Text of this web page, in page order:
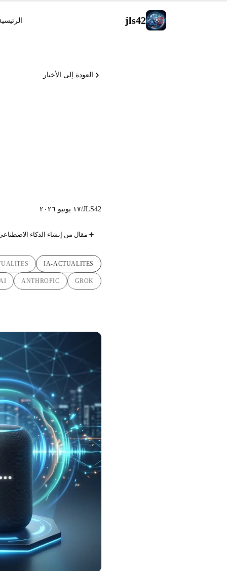
jls42
العودة إلى الأخبار
JLS42
/١٧ يونيو ٢٠٢٦
مقال من إنشاء الذكاء
IA-ACTUALITES
GROK
ANTHROPIC